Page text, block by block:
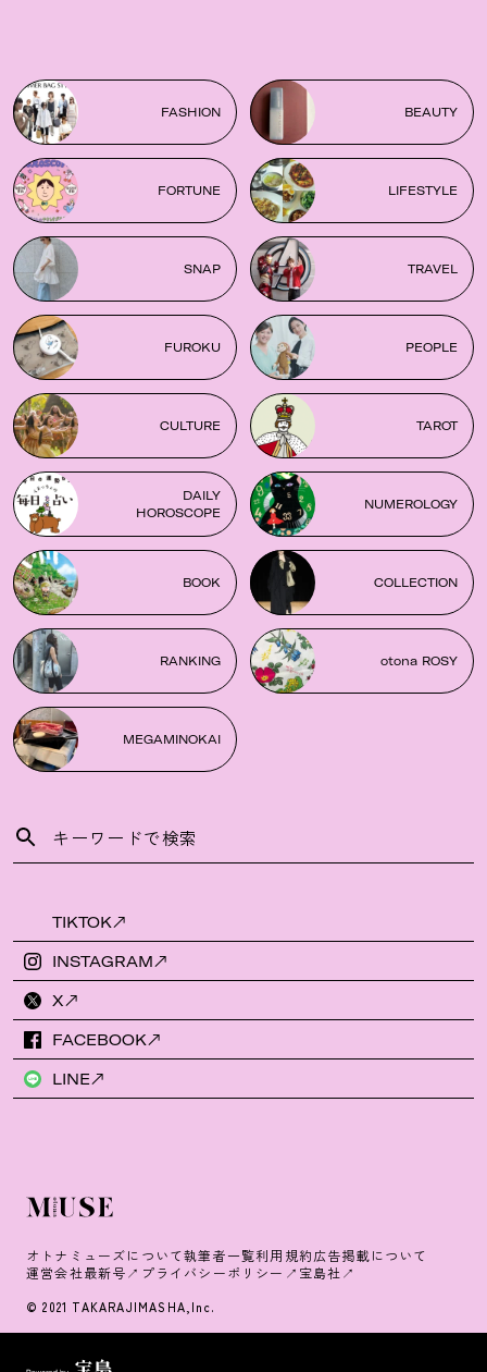
FASHION BEAUTY
FORTUNE LIFESTYLE
SNAP TRAVEL
FUROKU PEOPLE
CULTURE TAROT
DAILY
HOROSCOPE
NUMEROLOGY
BOOK COLLECTION
RANKING otona ROSY
MEGAMINOKAI
TIKTOK
INSTAGRAM
X
FACEBOOK
LINE
オトナミューズについて執筆者一覧利用規約広告掲載について
運営会社最新号 プライバシーポリシー 宝島社
© 2021 TAKARAJIMASHA,Inc.